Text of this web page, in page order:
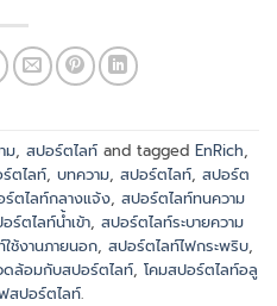
ม, สปอร์ตไลท์ and tagged EnRich,
ตไลท์, บทความ, สปอร์ตไลท์, สปอร์ต
ตไลท์กลางแจ้ง, สปอร์ตไลท์ทนความ
ร์ตไลท์น้ำเข้า, สปอร์ตไลท์ระบายความ
ช้งานภายนอก, สปอร์ตไลท์ไฟกระพริบ,
ล้อมกับสปอร์ตไลท์, โคมสปอร์ตไลท์อลู
สปอร์ตไลท์.